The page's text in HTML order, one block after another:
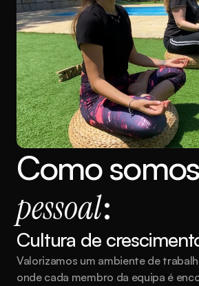
pessoal:
Cultura de
Valorizamos um ambiente de
onde cada membro da equipa é